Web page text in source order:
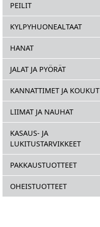
PEILIT
KYLPYHUONEALTAAT
HANAT
JALAT JA PYÖRÄT
KANNATTIMET JA KOUKUT
LIIMAT JA NAUHAT
KASAUS- JA
LUKITUSTARVIKKEET
PAKKAUSTUOTTEET
OHEISTUOTTEET